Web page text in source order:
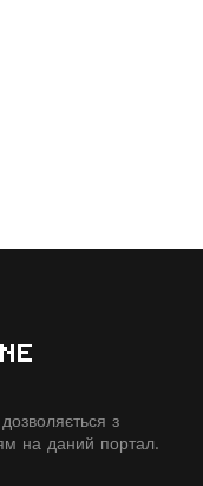
дозволяється з
на даний портал.